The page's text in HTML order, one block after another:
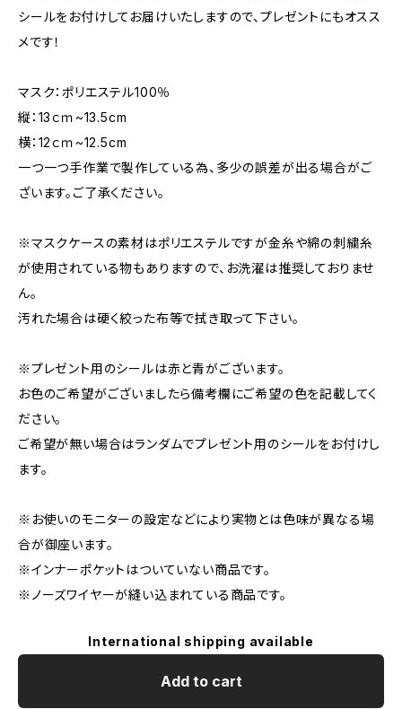
シールをお付けしてお届けいたしますので、プレゼントにもオスス
メです！
マスク：ポリエステル100％
縦：13ｃｍ~13.5cm
横：12ｃｍ~12.5cm
一つ一つ手作業で製作している為、多少の誤差が出る場合がご
ざいます。ご了承ください。
※マスクケースの素材はポリエステルですが金糸や綿の刺繍糸
が使用されている物もありますので、お洗濯は推奨しておりませ
ん。
汚れた場合は硬く絞った布等で拭き取って下さい。
※プレゼント用のシールは赤と青がございます。
お色のご希望がございましたら備考欄にご希望の色を記載してく
ださい。
ご希望が無い場合はランダムでプレゼント用のシールをお付けし
ます。
※お使いのモニターの設定などにより実物とは色味が異なる場
合が御座います。
※インナーポケットはついていない商品です。
※ノーズワイヤーが縫い込まれている商品です。
International shipping available
Add to cart